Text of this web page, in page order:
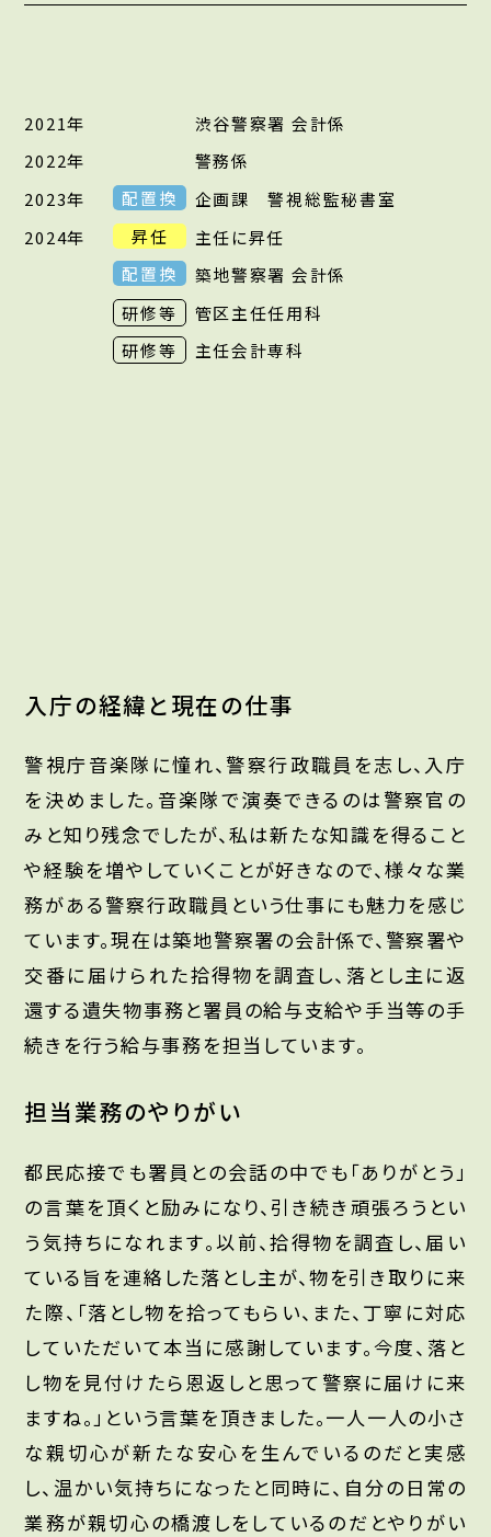
2021年
渋谷警察署 会計係
2022年
警務係
2023年
配置換
企画課 警視総監秘書室
2024年
昇任
主任に昇任
配置換
築地警察署 会計係
研修等
管区主任任用科
研修等
主任会計専科
入庁の経緯と現在の仕事
警視庁音楽隊に憧れ、警察行政職員を志し、入庁
を決めました。音楽隊で演奏できるのは警察官の
みと知り残念でしたが、私は新たな知識を得ること
や経験を増やしていくことが好きなので、様々な業
務がある警察行政職員という仕事にも魅力を感じ
ています。現在は築地警察署の会計係で、警察署や
交番に届けられた拾得物を調査し、落とし主に返
還する遺失物事務と署員の給与支給や手当等の手
続きを行う給与事務を担当しています。
担当業務のやりがい
都民応接でも署員との会話の中でも「ありがとう」
の言葉を頂くと励みになり、引き続き頑張ろうとい
う気持ちになれます。以前、拾得物を調査し、届い
ている旨を連絡した落とし主が、物を引き取りに来
た際、「落とし物を拾ってもらい、また、丁寧に対応
していただいて本当に感謝しています。今度、落と
し物を見付けたら恩返しと思って警察に届けに来
ますね。」という言葉を頂きました。一人一人の小さ
な親切心が新たな安心を生んでいるのだと実感
し、温かい気持ちになったと同時に、自分の日常の
業務が親切心の橋渡しをしているのだとやりがい